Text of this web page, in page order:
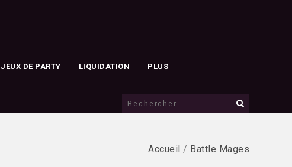
JEUX DE PARTY LIQUIDATION PLUS
Accueil / Battle Mages